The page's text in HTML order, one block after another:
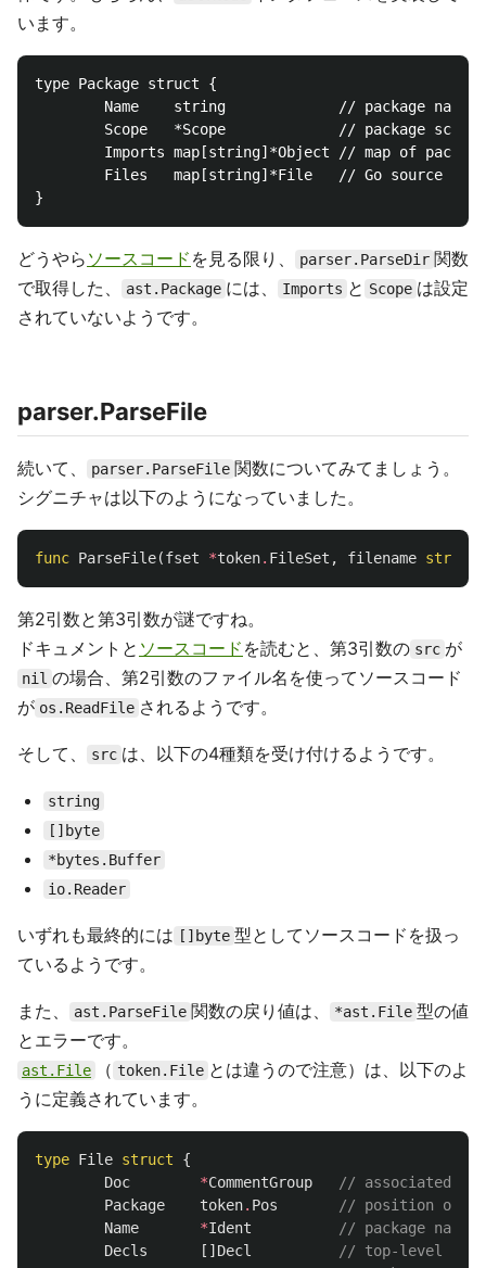
います。
type Package struct {
        Name    string             // package name
Scope   *Scope             // package scope
Imports map[string]*Object // map of
Files   map[string]*File   // Go source
どうやら ソースコード を見る限り、 parser.ParseDir 関数
で取得した、
ast.Package には、 Imports と Scope は設定
されていないようです。
parser.ParseFile
続いて、 parser.ParseFile 関数についてみてましょう。
シグニチャは以下のようになっていました。
func ParseFile(fset *token. FileSet , filename string
第2引数と第3引数が謎ですね。
ドキュメントと ソースコード を読むと、第3引数の src が
nil の場合、第2引数のファイル名を使ってソースコード
が os.ReadFile されるようです。
そして、 src は、以下の4種類を受け付けるようです。
string
[]byte
*bytes.Buffer
io.Reader
いずれも最終的には []byte 型としてソースコードを扱っ
ているようです。
また、 ast.ParseFile 関数の戻り値は、 *ast.File 型の値
とエラーです。
ast.File （ token.File とは違うので注意）は、以下のよ
うに定義されています。
type File struct
{
Doc
*CommentGroup
// associated
Package
token. Pos
// position of
Name
*Ident
// package name
Decls
[] Decl
// top-level